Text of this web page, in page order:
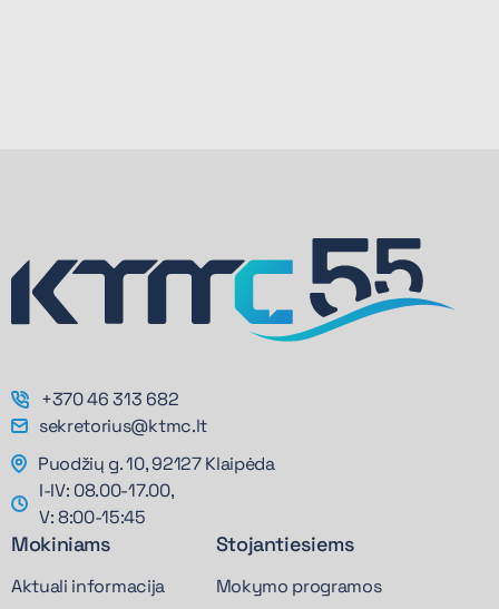
+370 46 313 682
sekretorius@ktmc.lt
Puodžių g. 10, 92127 Klaipėda
I-IV: 08.00-17.00,
V: 8:00-15:45
Mokiniams
Aktuali informacija
Stojantiesiems
Mokymo programos